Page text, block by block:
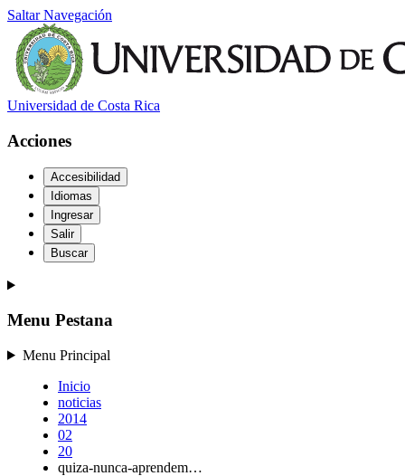
Saltar Navegación
Universidad de Costa Rica
Acciones
Accesibilidad
Idiomas
Ingresar
Salir
Buscar
Menu Pestana
Menu Principal
Inicio
noticias
2014
02
20
quiza-nunca-aprendem…